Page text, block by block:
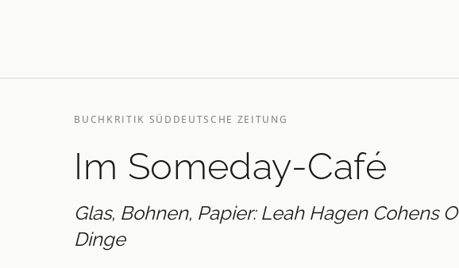
BUCHKRITIK SÜDDEUTSCHE ZEITUNG
Im Someday-Café
Glas, Bohnen, Papier: Leah Hagen Cohens
Dinge